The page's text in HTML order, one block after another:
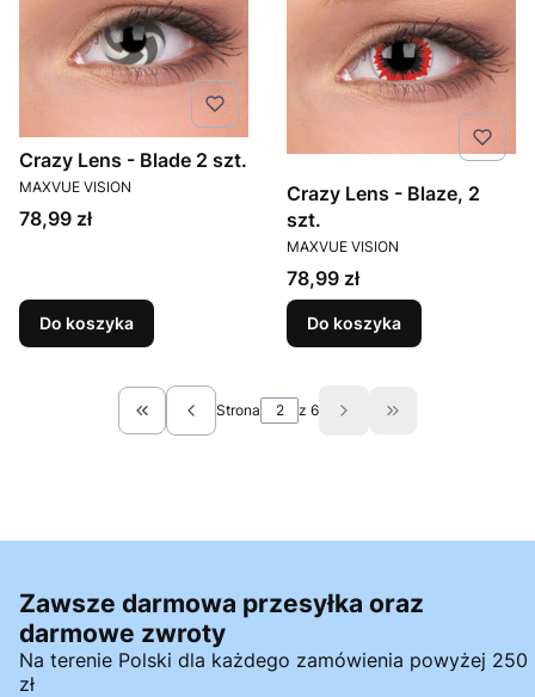
Crazy Lens - Blade 2 szt.
PRODUCENT
MAXVUE VISION
Cena
78,99 zł
Do koszyka
Crazy Lens - Blaze, 2
szt.
PRODUCENT
MAXVUE VISION
Cena
78,99 zł
Do koszyka
Wróć do pierwszej strony z produktami
Strona z 6 Przejdź do
Zawsze darmowa przesyłka oraz
darmowe zwroty
Na terenie Polski dla każdego zamówienia powyżej 250
zł